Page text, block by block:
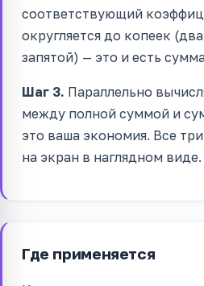
соответствующий
округляется до копеек
запятой) — это и есть
Шаг 3. Параллельно
между полной суммой и
это ваша экономия. Все
на экран в наглядном виде.
Где применяется